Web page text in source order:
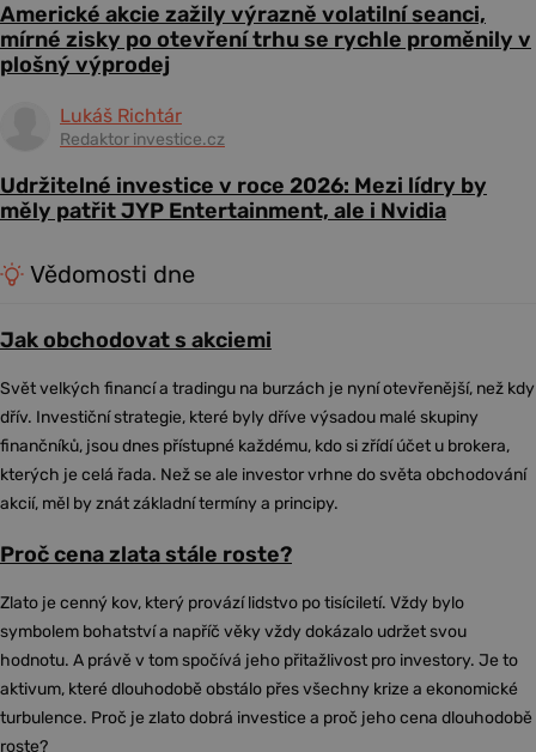
Americké akcie zažily výrazně volatilní seanci,
mírné zisky po otevření trhu se rychle proměnily v
plošný výprodej
Lukáš Richtár
Redaktor investice.cz
Udržitelné investice v roce 2026: Mezi lídry by
měly patřit JYP Entertainment, ale i Nvidia
Vědomosti dne
Jak obchodovat s akciemi
Svět velkých financí a tradingu na burzách je nyní otevřenější, než kdy
dřív. Investiční strategie, které byly dříve výsadou malé skupiny
finančníků, jsou dnes přístupné každému, kdo si zřídí účet u brokera,
kterých je celá řada. Než se ale investor vrhne do světa obchodování
akcií, měl by znát základní termíny a principy.
Proč cena zlata stále roste?
Zlato je cenný kov, který provází lidstvo po tisíciletí. Vždy bylo
symbolem bohatství a napříč věky vždy dokázalo udržet svou
hodnotu. A právě v tom spočívá jeho přitažlivost pro investory. Je to
aktivum, které dlouhodobě obstálo přes všechny krize a ekonomické
turbulence. Proč je zlato dobrá investice a proč jeho cena dlouhodobě
roste?